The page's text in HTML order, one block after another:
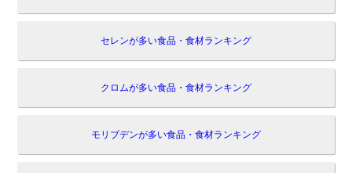
セレンが多い食品・食材ランキング
クロムが多い食品・食材ランキング
モリブデンが多い食品・食材ランキング